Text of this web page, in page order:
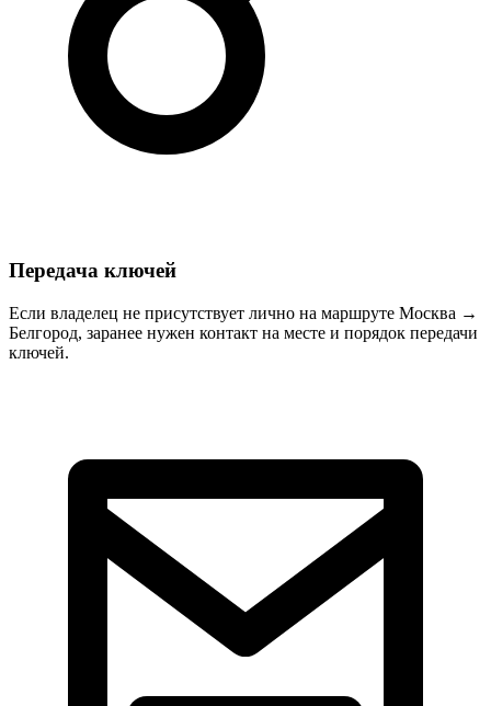
Передача ключей
Если владелец не присутствует лично на маршруте Москва →
Белгород, заранее нужен контакт на месте и порядок передачи
ключей.